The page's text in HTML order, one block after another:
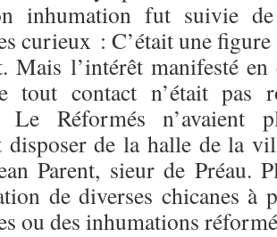
inhumation fut suivie
curieux : C’était une
Mais l’intérêt manifesté
tout contact n’était pas
Le Réformés n’avaient
disposer de la halle de la
Parent, sieur de Préau.
de diverses chicanes à
ou des inhumations